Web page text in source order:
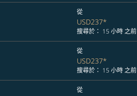
從
USD237*
搜尋於： 15 小時 之前
從
USD237*
搜尋於： 15 小時 之前
從